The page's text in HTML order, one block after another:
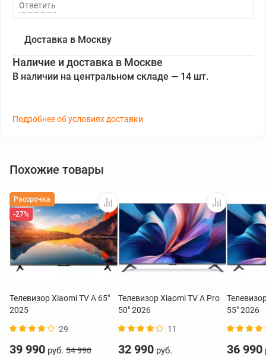
Ответить
Доставка в Москву
Наличие и доставка в Москве
В наличии на центральном складе — 14 шт.
Подробнее об условиях доставки
Похожие товары
Рассрочка
-27%
Телевизор Xiaomi TV A 65"
2025
29
39 990 руб. 54 990
Телевизор Xiaomi TV A Pro
50" 2026
11
32 990 руб.
55" 2026
36 990